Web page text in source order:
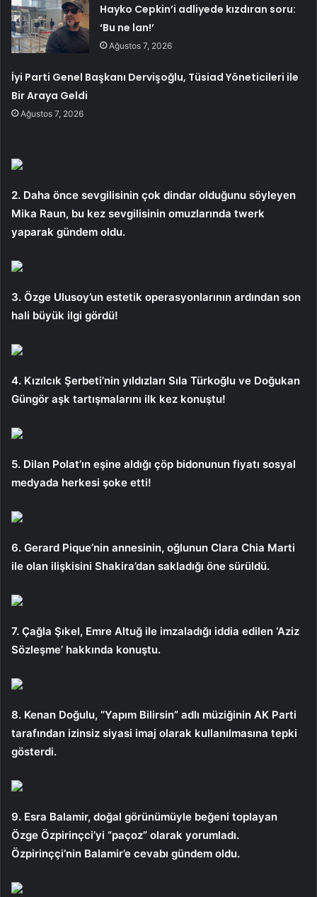
Hayko Cepkin’i adliyede kızdıran soru:
‘Bu ne lan!’
Ağustos 7, 2026
İyi Parti Genel Başkanı Dervişoğlu, Tüsiad Yöneticileri ile
Bir Araya Geldi
Ağustos 7, 2026
2. Daha önce sevgilisinin çok dindar olduğunu söyleyen
Mika Raun, bu kez sevgilisinin omuzlarında twerk
yaparak gündem oldu.
3. Özge Ulusoy’un estetik operasyonlarının ardından son
hali büyük ilgi gördü!
4. Kızılcık Şerbeti’nin yıldızları Sıla Türkoğlu ve Doğukan
Güngör aşk tartışmalarını ilk kez konuştu!
5. Dilan Polat’ın eşine aldığı çöp bidonunun fiyatı sosyal
medyada herkesi şoke etti!
6. Gerard Pique’nin annesinin, oğlunun Clara Chia Marti
ile olan ilişkisini Shakira’dan sakladığı öne sürüldü.
7. Çağla Şıkel, Emre Altuğ ile imzaladığı iddia edilen ‘Aziz
Sözleşme’ hakkında konuştu.
8. Kenan Doğulu, “Yapım Bilirsin” adlı müziğinin AK Parti
tarafından izinsiz siyasi imaj olarak kullanılmasına tepki
gösterdi.
9. Esra Balamir, doğal görünümüyle beğeni toplayan
Özge Özpirinçci’yi “paçoz” olarak yorumladı.
Özpirinççi’nin Balamir’e cevabı gündem oldu.